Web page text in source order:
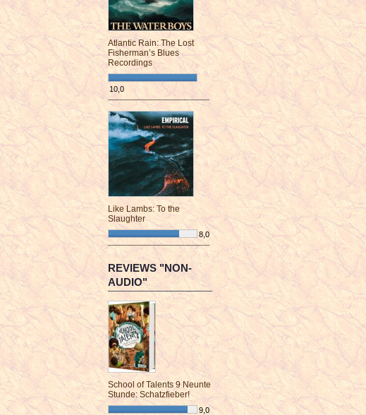
Atlantic Rain: The Lost
Fisherman’s Blues
Recordings
10,0
¯¯¯¯¯¯¯¯¯¯¯¯¯¯¯¯¯¯¯¯¯¯¯¯
Like Lambs: To the
Slaughter
8,0
¯¯¯¯¯¯¯¯¯¯¯¯¯¯¯¯¯¯¯¯¯¯¯¯
REVIEWS "NON-
AUDIO"
School of Talents 9 Neunte
Stunde: Schatzfieber!
9,0